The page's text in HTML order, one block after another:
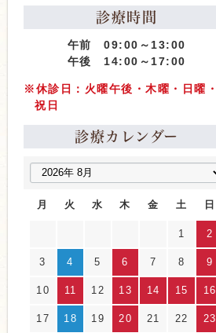
診療時間
午前 09:00～13:00
午後 14:00～17:00
※休診日：火曜午後・木曜・日曜・
祝日
診療カレンダー
月 火 水 木 金 土 日
1 2
3 4 5 6 7 8 9
10 11 12 13 14 15 16
17 18 19 20 21 22 23